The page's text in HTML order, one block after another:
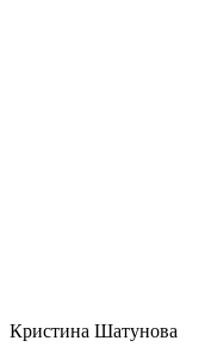
Кристина Шатунова